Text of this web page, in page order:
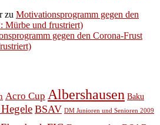
zu Motivationsprogramm gegen den
Mürbe und frustriert)
gegen den Corona-Frust
Acro Cup Albershausen Baku
BSAV DM Junioren und Senioren 2009